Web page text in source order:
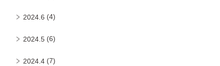
2024.6 (4)
2024.5 (6)
2024.4 (7)